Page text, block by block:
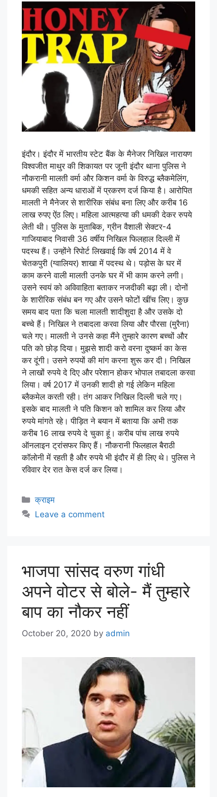
इंदौर। इंदौर में भारतीय स्टेट बैंक के मैनेजर निखिल नारायण
विश्वजीत माथुर की शिकायत पर जूनी इंदौर थाना पुलिस ने
नौकरानी मालती वर्मा और किशन वर्मा के विरुद्ध ब्लैकमेलिंग,
धमकी सहित अन्य धाराओं में प्रकरण दर्ज किया है। आरोपित
मालती ने मैनेजर से शारीरिक संबंध बना लिए और करीब 16
लाख रुपए ऐंठ लिए। महिला आत्महत्या की धमकी देकर रुपये
लेती थी। पुलिस के मुताबिक, ग्रीन वैशाली सेक्टर-4
गाजियाबाद निवासी 36 वर्षीय निखिल फिलहाल दिल्ली में
पदस्थ हैं। उन्होंने रिपोर्ट लिखवाई कि वर्ष 2014 में वे
चेतकपुरी (ग्वालियर) शाखा में पदस्थ थे। पड़ोस के घर में
काम करने वाली मालती उनके घर में भी काम करने लगी।
उसने स्वयं को अविवाहिता बताकर नजदीकी बढ़ा ली। दोनों
के शारीरिक संबंध बन गए और उसने फोटों खींच लिए। कुछ
समय बाद पता कि चला मालती शादीशुदा है और उसके दो
बच्चे हैं। निखिल ने तबादला करवा लिया और पौरसा (मुरैना)
चले गए। मालती ने उनसे कहा मैंने तुम्हारे कारण बच्चों और
पति को छोड़ दिया। मुझसे शादी करो वरना दुष्कर्म का केस
कर दूंगी। उसने रुपयों की मांग करना शुरू कर दी। निखिल
ने लाखों रुपये दे दिए और परेशान होकर भोपाल तबादला करवा
लिया। वर्ष 2017 में उनकी शादी हो गई लेकिन महिला
ब्लैकमेल करती रही। तंग आकर निखिल दिल्ली चले गए।
इसके बाद मालती ने पति किशन को शामिल कर लिया और
रुपये मांगते रहे। पीड़ित ने बयान में बताया कि अभी तक
करीब 16 लाख रुपये दे चुका हूं। करीब पांच लाख रुपये
ऑनलाइन ट्रांसफर किए हैं। नौकरानी फिलहाल बैराठी
कॉलोनी में रहती है और रुपये भी इंदौर में ही लिए थे। पुलिस ने
रविवार देर रात केस दर्ज कर लिया।
क्राइम
Leave a comment
भाजपा सांसद वरुण गांधी
अपने वोटर से बोले- मैं तुम्हारे
बाप का नौकर नहीं
October 20, 2020 by admin